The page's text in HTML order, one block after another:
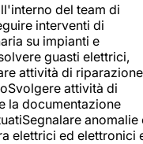
del team di
interventi di
su impianti e
guasti elettrici,
attività di riparazione
attività di
la documentazione
anomalie
elettrici ed elettronici